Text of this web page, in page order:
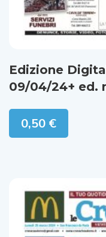
Edizione
09/04/24+ ed.
0,50 €